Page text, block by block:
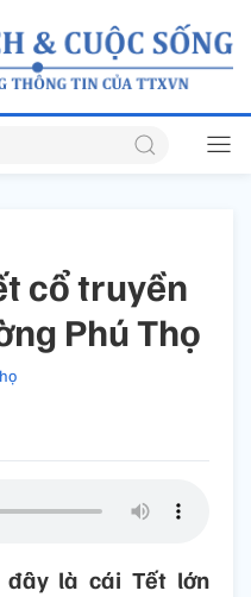
cổ truyền
Phú Thọ
đây là cái Tết lớn